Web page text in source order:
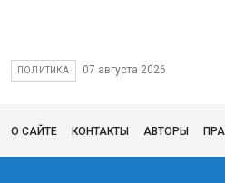
ПОЛИТИКА 07 августа 2026
О САЙТЕ КОНТАКТЫ АВТОРЫ